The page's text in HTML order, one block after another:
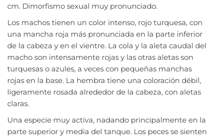
cm. Dimorfismo sexual muy pronunciado.
Los machos tienen un color intenso, rojo turquesa, con
una mancha roja más pronunciada en la parte inferior
de la cabeza y en el vientre. La cola y la aleta caudal del
macho son intensamente rojas y las otras aletas son
turquesas o azules, a veces con pequeñas manchas
rojas en la base. La hembra tiene una coloración débil,
ligeramente rosada alrededor de la cabeza, con aletas
claras.
Una especie muy activa, nadando principalmente en la
parte superior y media del tanque. Los peces se sienten